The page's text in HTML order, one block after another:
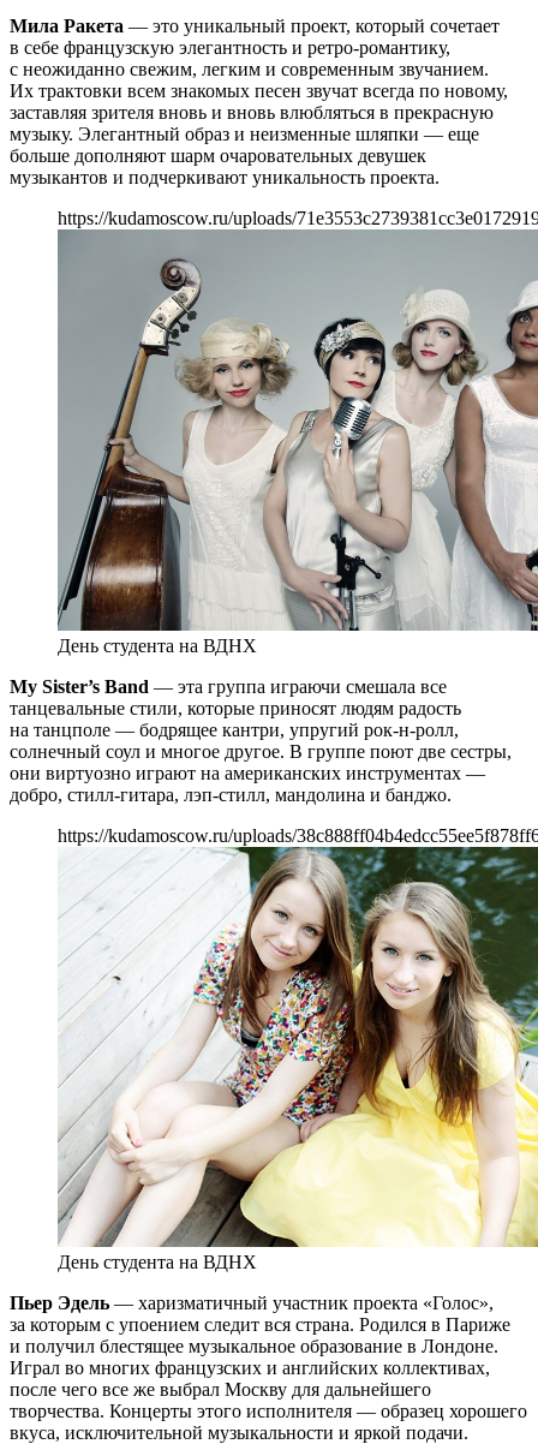
Мила Ракета — это уникальный проект, который сочетает
в себе французскую элегантность и ретро-романтику,
с неожиданно свежим, легким и современным звучанием.
Их трактовки всем знакомых песен звучат всегда по новому,
заставляя зрителя вновь и вновь влюбляться в прекрасную
музыку. Элегантный образ и неизменные шляпки — еще
больше дополняют шарм очаровательных девушек
музыкантов и подчеркивают уникальность проекта.
https://kudamoscow.ru/uploads/
День студента на ВДНХ
My Sister’s Band — эта группа играючи смешала все
танцевальные стили, которые приносят людям радость
на танцполе — бодрящее кантри, упругий рок-н-ролл,
солнечный соул и многое другое. В группе поют две сестры,
они виртуозно играют на американских инструментах —
добро, стилл-гитара, лэп-стилл, мандолина и банджо.
https://kudamoscow.ru/uploads/
День студента на ВДНХ
Пьер Эдель — харизматичный участник проекта «Голос»,
за которым с упоением следит вся страна. Родился в Париже
и получил блестящее музыкальное образование в Лондоне.
Играл во многих французских и английских коллективах,
после чего все же выбрал Москву для дальнейшего
творчества. Концерты этого исполнителя — образец хорошего
вкуса, исключительной музыкальности и яркой подачи.